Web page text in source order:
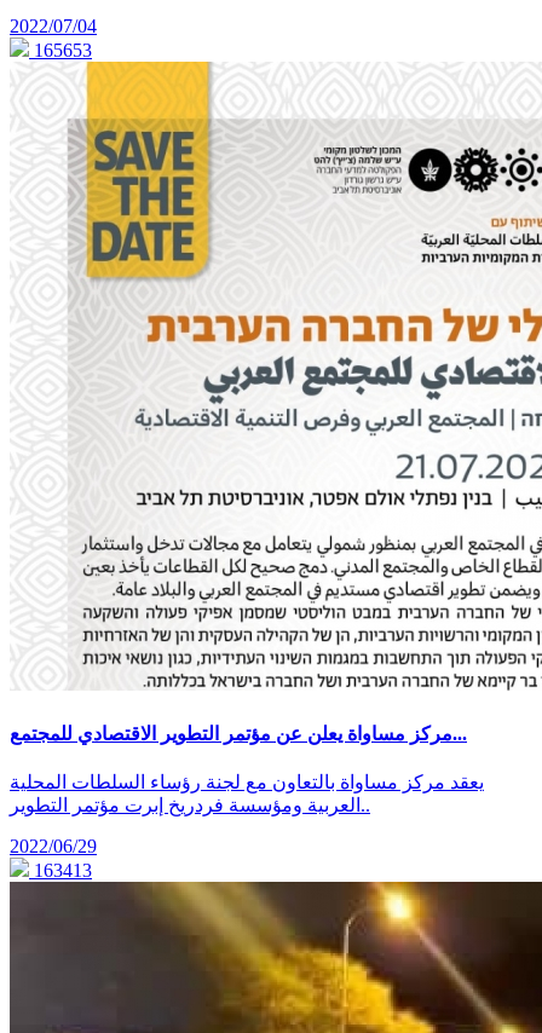
2022/07/04
165653
مركز مساواة يعلن عن مؤتمر التطوير الاقتصادي للمجتمع...
يعقد مركز مساواة بالتعاون مع لجنة رؤساء السلطات المحلية
العربية ومؤسسة فردريخ إبرت مؤتمر التطوير..
2022/06/29
163413